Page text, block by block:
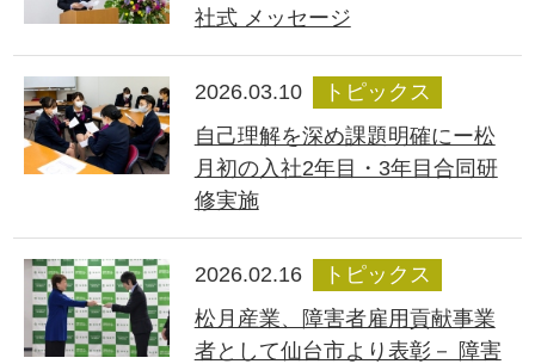
社式 メッセージ
2026.03.10
トピックス
自己理解を深め課題明確にー松
月初の入社2年目・3年目合同研
修実施
2026.02.16
トピックス
松月産業、障害者雇用貢献事業
者として仙台市より表彰－ 障害